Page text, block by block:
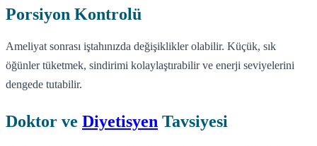
Porsiyon Kontrolü
Ameliyat sonrası iştahınızda değişiklikler olabilir. Küçük, sık
öğünler tüketmek, sindirimi kolaylaştırabilir ve enerji seviyelerini
dengede tutabilir.
Doktor ve Diyetisyen Tavsiyesi